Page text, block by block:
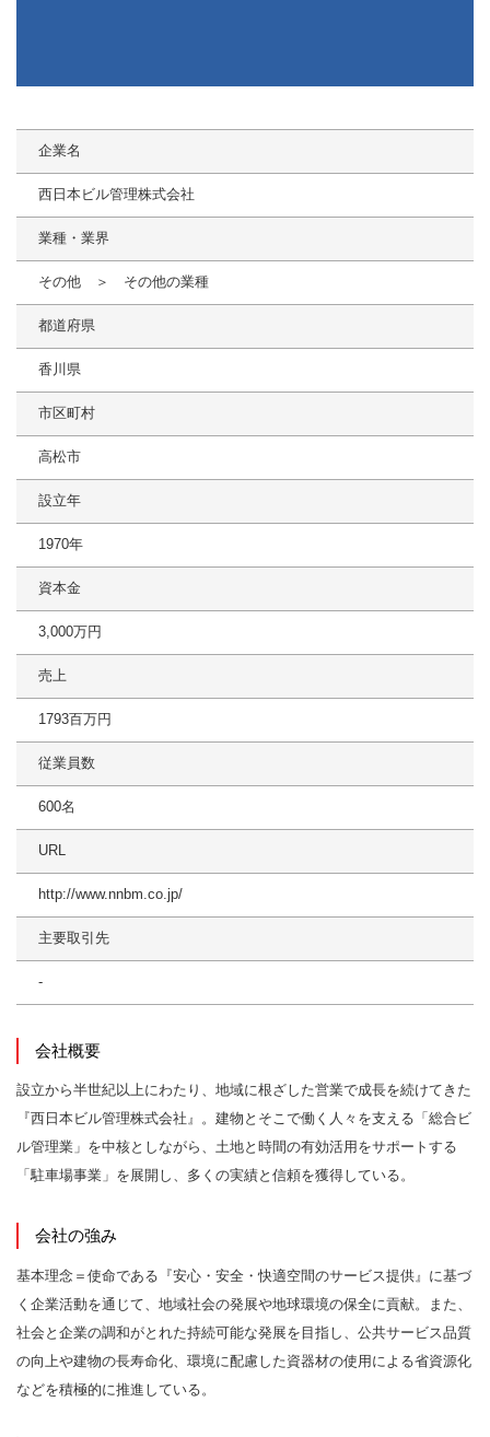
企業名
西日本ビル管理株式会社
業種・業界
その他 ＞ その他の業種
都道府県
香川県
市区町村
高松市
設立年
1970年
資本金
3,000万円
売上
1793百万円
従業員数
600名
URL
http://www.nnbm.co.jp/
主要取引先
-
会社概要
設立から半世紀以上にわたり、地域に根ざした営業で成長を続けてきた
『西日本ビル管理株式会社』。建物とそこで働く人々を支える「総合ビ
ル管理業」を中核としながら、土地と時間の有効活用をサポートする
「駐車場事業」を展開し、多くの実績と信頼を獲得している。
会社の強み
基本理念＝使命である『安心・安全・快適空間のサービス提供』に基づ
く企業活動を通じて、地域社会の発展や地球環境の保全に貢献。また、
社会と企業の調和がとれた持続可能な発展を目指し、公共サービス品質
の向上や建物の長寿命化、環境に配慮した資器材の使用による省資源化
などを積極的に推進している。